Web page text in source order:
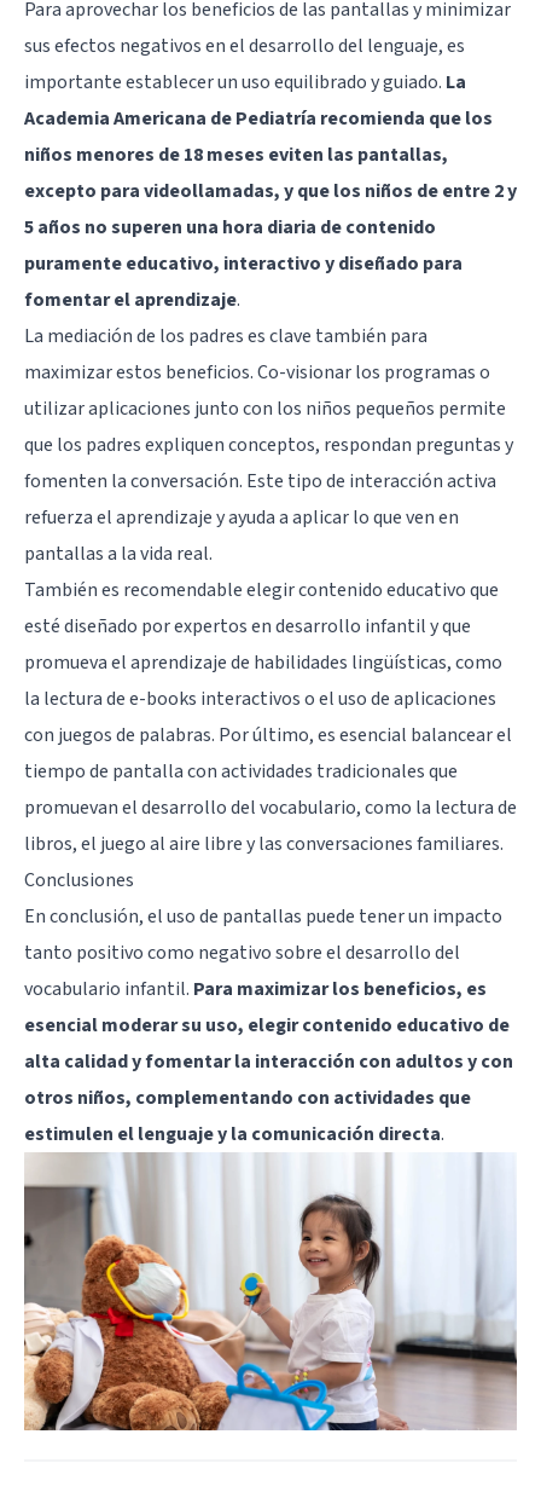
Para aprovechar los beneficios de las pantallas y minimizar
sus efectos negativos en el desarrollo del lenguaje, es
importante establecer un uso equilibrado y guiado. La
Academia Americana de Pediatría recomienda que los
niños menores de 18 meses eviten las pantallas,
excepto para videollamadas, y que los niños de entre 2 y
5 años no superen una hora diaria de contenido
puramente educativo, interactivo y diseñado para
fomentar el aprendizaje.
La mediación de los padres es clave también para
maximizar estos beneficios. Co-visionar los programas o
utilizar aplicaciones junto con los niños pequeños permite
que los padres expliquen conceptos, respondan preguntas y
fomenten la conversación. Este tipo de interacción activa
refuerza el aprendizaje y ayuda a aplicar lo que ven en
pantallas a la vida real.
También es recomendable elegir contenido educativo que
esté diseñado por expertos en desarrollo infantil y que
promueva el aprendizaje de habilidades lingüísticas, como
la lectura de e-books interactivos o el uso de aplicaciones
con juegos de palabras. Por último, es esencial balancear el
tiempo de pantalla con actividades tradicionales que
promuevan el desarrollo del vocabulario, como la lectura de
libros, el juego al aire libre y las conversaciones familiares.
Conclusiones
En conclusión, el uso de pantallas puede tener un impacto
tanto positivo como negativo sobre el desarrollo del
vocabulario infantil. Para maximizar los beneficios, es
esencial moderar su uso, elegir contenido educativo de
alta calidad y fomentar la interacción con adultos y con
otros niños, complementando con actividades que
estimulen el lenguaje y la comunicación directa.